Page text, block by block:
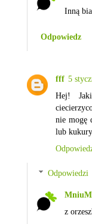
Inną
Odpowiedz
fff 5
Hej!
nie mogę
lub
Odpowiedzi
z